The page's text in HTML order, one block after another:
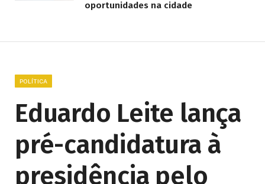
oportunidades na cidade
POLÍTICA
Eduardo Leite lança
pré-candidatura à
presidência pelo